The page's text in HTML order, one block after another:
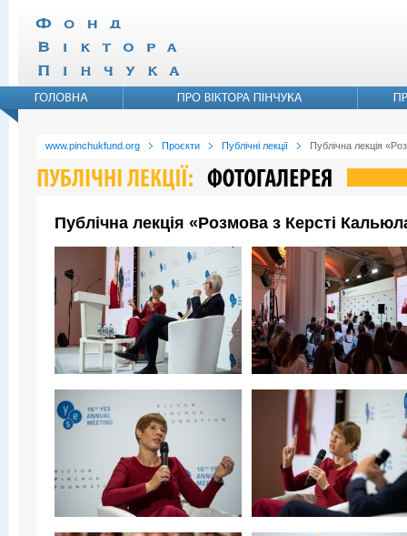
www.pinchukfund.org Проєкти Публічні лекції Публічна лекція
Публічна лекція «Розмова з Керсті